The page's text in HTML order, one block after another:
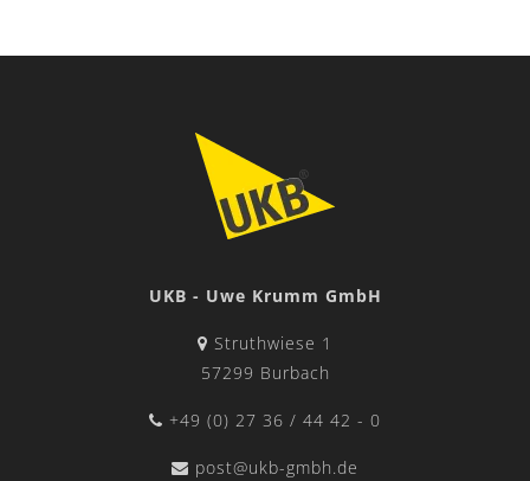
UKB - Uwe Krumm GmbH
Struthwiese 1
57299 Burbach
+49 (0) 27 36 / 44 42 - 0
post@ukb-gmbh.de